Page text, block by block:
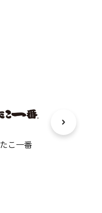
たこ一番